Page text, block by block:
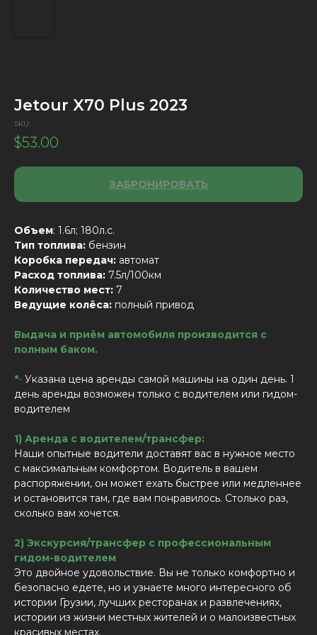
Jetour X70 Plus 2023
SKU:
$53.00
ЗАБРОНИРОВАТЬ
Объем: 1.6л; 180л.с.
Тип топлива: бензин
Коробка передач: автомат
Расход топлива: 7.5л/100км
Количество мест: 7
Ведущие колёса: полный привод
Выдача и приём автомобиля производится с
полным баком.
*- Указана цена аренды самой машины на один день. 1
день аренды возможен только с водителем или гидом-
водителем
1) Аренда с водителем/трансфер:
Наши опытные водители доставят вас в нужное место
с максимальным комфортом. Водитель в вашем
распоряжении, он может ехать быстрее или медленнее
и остановится там, где вам понравилось. Столько раз,
сколько вам хочется.
2) Экскурсия/трансфер с профессиональным
гидом-водителем
Это двойное удовольствие. Вы не только комфортно и
безопасно едете, но и узнаете много интересного об
истории Грузии, лучших ресторанах и развлечениях,
истории из жизни местных жителей и о малоизвестных
красивых местах.